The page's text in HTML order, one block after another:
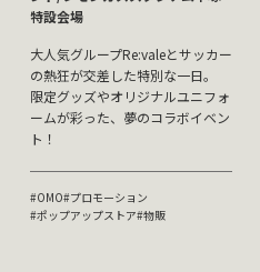
特設会場
大人気グループRe:valeとサッカー
の熱狂が交差した特別な一日。
限定グッズやオリジナルユニフォ
ームが彩った、夢のコラボイベン
ト！
#OMO#プロモーション
#ポップアップストア#物販